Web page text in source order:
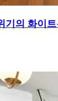
기의 화이